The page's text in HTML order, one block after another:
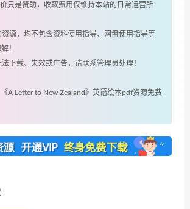
只是赞助，收取费用仅维持本站的日常运营所
资源，均不包含资料使用指导、网盘使用指导等
！
下载、失效或广告，请联系管理员处理！
《A Letter to New Zealand》英语绘本pdf资源免费